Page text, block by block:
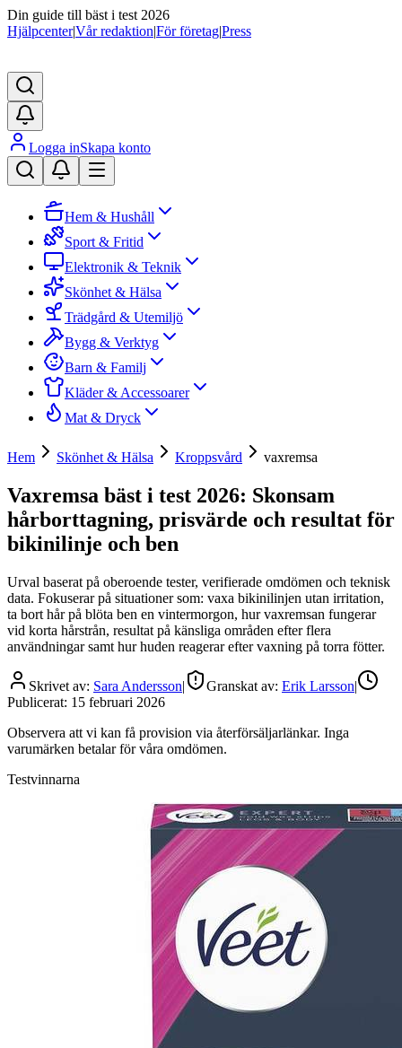
Din guide till bäst i test 2026
Hjälpcenter|Vår redaktion|För företag|Press
Logga inSkapa konto
Hem & Hushåll
Sport & Fritid
Elektronik & Teknik
Skönhet & Hälsa
Trädgård & Utemiljö
Bygg & Verktyg
Barn & Familj
Kläder & Accessoarer
Mat & Dryck
Hem Skönhet & Hälsa Kroppsvård vaxremsa
Vaxremsa bäst i test 2026: Skonsam
hårborttagning, prisvärde och resultat för
bikinilinje och ben
Urval baserat på oberoende tester, verifierade omdömen och teknisk
data. Fokuserar på situationer som: vaxa bikinilinjen utan irritation,
ta bort hår på blöta ben en vintermorgon, hur vaxremsan fungerar
vid korta hårstrån, resultat på känsliga områden efter flera
användningar samt hur huden reagerar efter vaxning på torra fötter.
Skrivet av: Sara Andersson| Granskat av: Erik Larsson|
Publicerat: 15 februari 2026
Observera att vi kan få provision via återförsäljarlänkar. Inga
varumärken betalar för våra omdömen.
Testvinnarna